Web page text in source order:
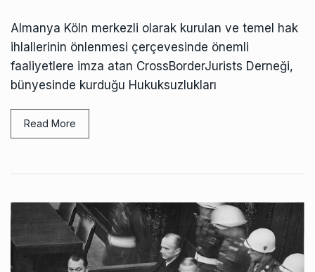
Almanya Köln merkezli olarak kurulan ve temel hak
ihlallerinin önlenmesi çerçevesinde önemli
faaliyetlere imza atan CrossBorderJurists Derneği,
bünyesinde kurduğu Hukuksuzlukları
Read More